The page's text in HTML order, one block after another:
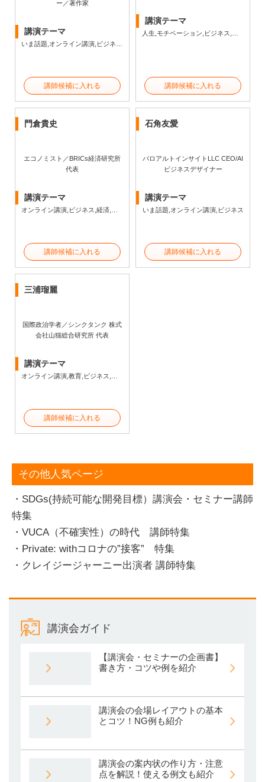
ー／著作家
講演テーマ
講師候補に入れる
講演テーマ
講師候補に入れる
門倉貴史
エコノミスト／BRICs経済研究所
代表
講演テーマ
講師候補に入れる
石角友愛
パロアルトインサイトLLC CEO/AI
ビジネスデザイナー
講演テーマ
いま話題,オンライン講演,ビジネス
講師候補に入れる
三浦瑠麗
国際政治学者／シンクタンク 株式
会社山猫総合研究所 代表
講演テーマ
講師候補に入れる
その他人気ページ
・SDGs(持続可能な開発目標）講演会・セミナー講師
特集
・VUCA（不確実性）の時代 講師特集
・Private: withコロナの”接客” 特集
・クレイジージャーニー出演者 講師特集
講演会ガイド
【講演会・セミナーの企画書】
書き方・コツや例を紹介
講演会の会場レイアウトの基本
とコツ！NG例も紹介
講演会の案内状の作り方・注意
点を解説！使える例文も紹介